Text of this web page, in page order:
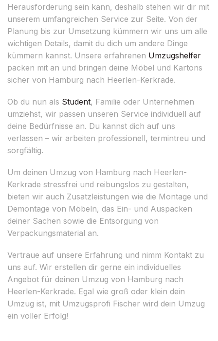
Herausforderung sein kann, deshalb stehen wir dir mit
unserem umfangreichen Service zur Seite. Von der
Planung bis zur Umsetzung kümmern wir uns um alle
wichtigen Details, damit du dich um andere Dinge
kümmern kannst. Unsere erfahrenen Umzugshelfer
packen mit an und bringen deine Möbel und Kartons
sicher von Hamburg nach Heerlen-Kerkrade.
Ob du nun als Student, Familie oder Unternehmen
umziehst, wir passen unseren Service individuell auf
deine Bedürfnisse an. Du kannst dich auf uns
verlassen – wir arbeiten professionell, termintreu und
sorgfältig.
Um deinen Umzug von Hamburg nach Heerlen-
Kerkrade stressfrei und reibungslos zu gestalten,
bieten wir auch Zusatzleistungen wie die Montage und
Demontage von Möbeln, das Ein- und Auspacken
deiner Sachen sowie die Entsorgung von
Verpackungsmaterial an.
Vertraue auf unsere Erfahrung und nimm Kontakt zu
uns auf. Wir erstellen dir gerne ein individuelles
Angebot für deinen Umzug von Hamburg nach
Heerlen-Kerkrade. Egal wie groß oder klein dein
Umzug ist, mit Umzugsprofi Fischer wird dein Umzug
ein voller Erfolg!